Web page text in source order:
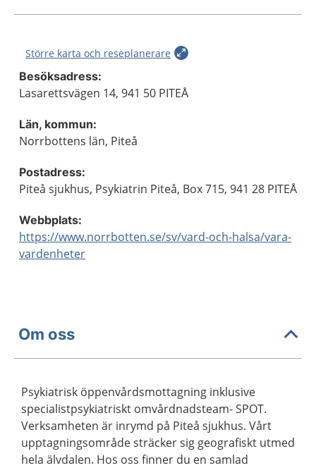
Större karta och reseplanerare
Besöksadress:
Lasarettsvägen 14, 941 50 PITEÅ
Län, kommun:
Norrbottens län, Piteå
Postadress:
Piteå sjukhus, Psykiatrin Piteå, Box 715, 941 28 PITEÅ
Webbplats:
https://www.norrbotten.se/sv/vard-och-halsa/vara-
vardenheter
Om oss
Psykiatrisk öppenvårdsmottagning inklusive
specialistpsykiatriskt omvårdnadsteam- SPOT.
Verksamheten är inrymd på Piteå sjukhus. Vårt
upptagningsområde sträcker sig geografiskt utmed
hela älvdalen. Hos oss finner du en samlad